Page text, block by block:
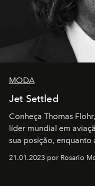
MODA
Jet Settled
Conheça Thomas
líder mundial em
sua posição, enquanto
em rápida evolução e
21.01.2023 por Rosario